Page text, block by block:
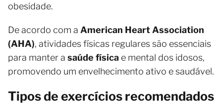
obesidade.
De acordo com a American Heart Association
(AHA), atividades físicas regulares são essenciais
para manter a saúde física e mental dos idosos,
promovendo um envelhecimento ativo e saudável.
Tipos de exercícios recomendados